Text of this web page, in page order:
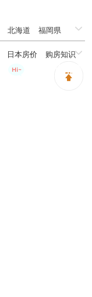
北海道
福岡県
日本房价
购房知识